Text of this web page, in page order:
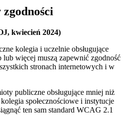
kwiecień 2024)
kolegia i uczelnie obsługujące
lub więcej muszą zapewnić zgodność
stronach internetowych i w
publiczne obsługujące mniej niż
społecznościowe i instytucje
ten sam standard WCAG 2.1